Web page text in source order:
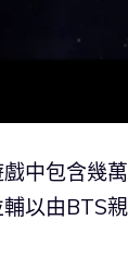
中包含幾
輔以由BTS